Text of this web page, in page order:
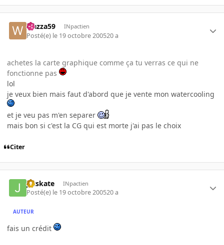
wazza59 INpactien
Posté(e) le 19 octobre 200520 a
achetes la carte graphique comme ça tu verras ce qui ne
fonctionne pas
lol
je veux bien mais faut d'abord que je vente mon watercooling
et je veu pas m'en separer
mais bon si c'est la CG qui est morte j'ai pas le choix
Citer
jetskate INpactien
Posté(e) le 19 octobre 200520 a
AUTEUR
fais un crédit